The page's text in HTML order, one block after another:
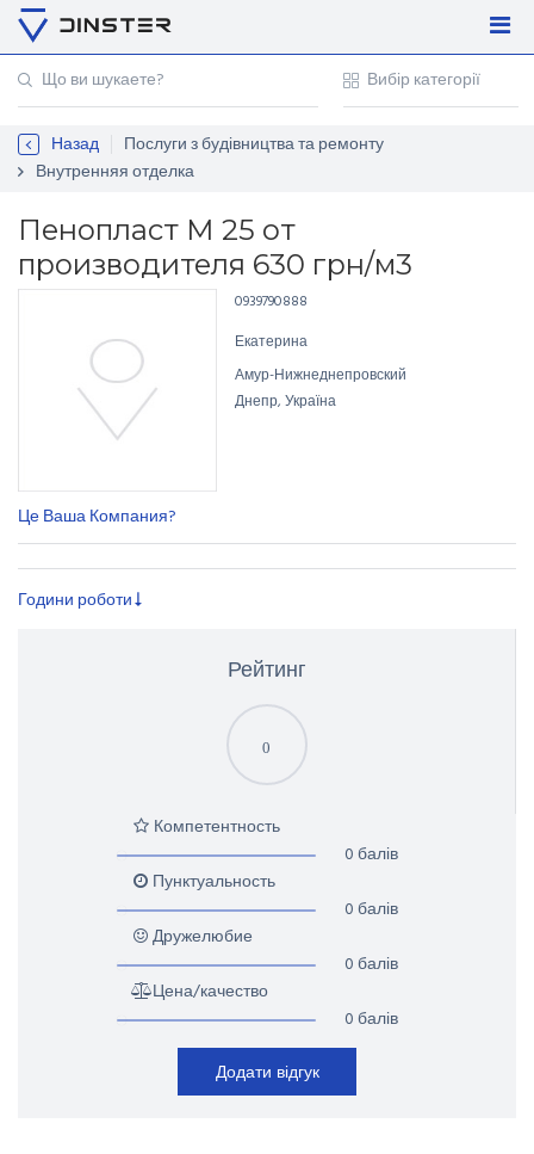
Регістрація
Контакти
Назад
Послуги з будівництва та ремонту
Внутренняя отделка
Пенопласт М 25 от
производителя 630 грн/м3
Це Ваша Компания?
0939790888
Екатерина
Амур-Нижнеднепровский
Днепр, Україна
Години роботи
Рейтинг
0
Компетентность
0 балів
Пунктуальность
0 балів
Дружелюбие
0 балів
Цена/качество
0 балів
Додати відгук